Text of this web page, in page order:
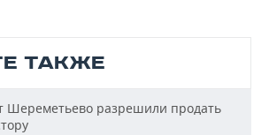
ТАКЖЕ
Шереметьево разрешили продать